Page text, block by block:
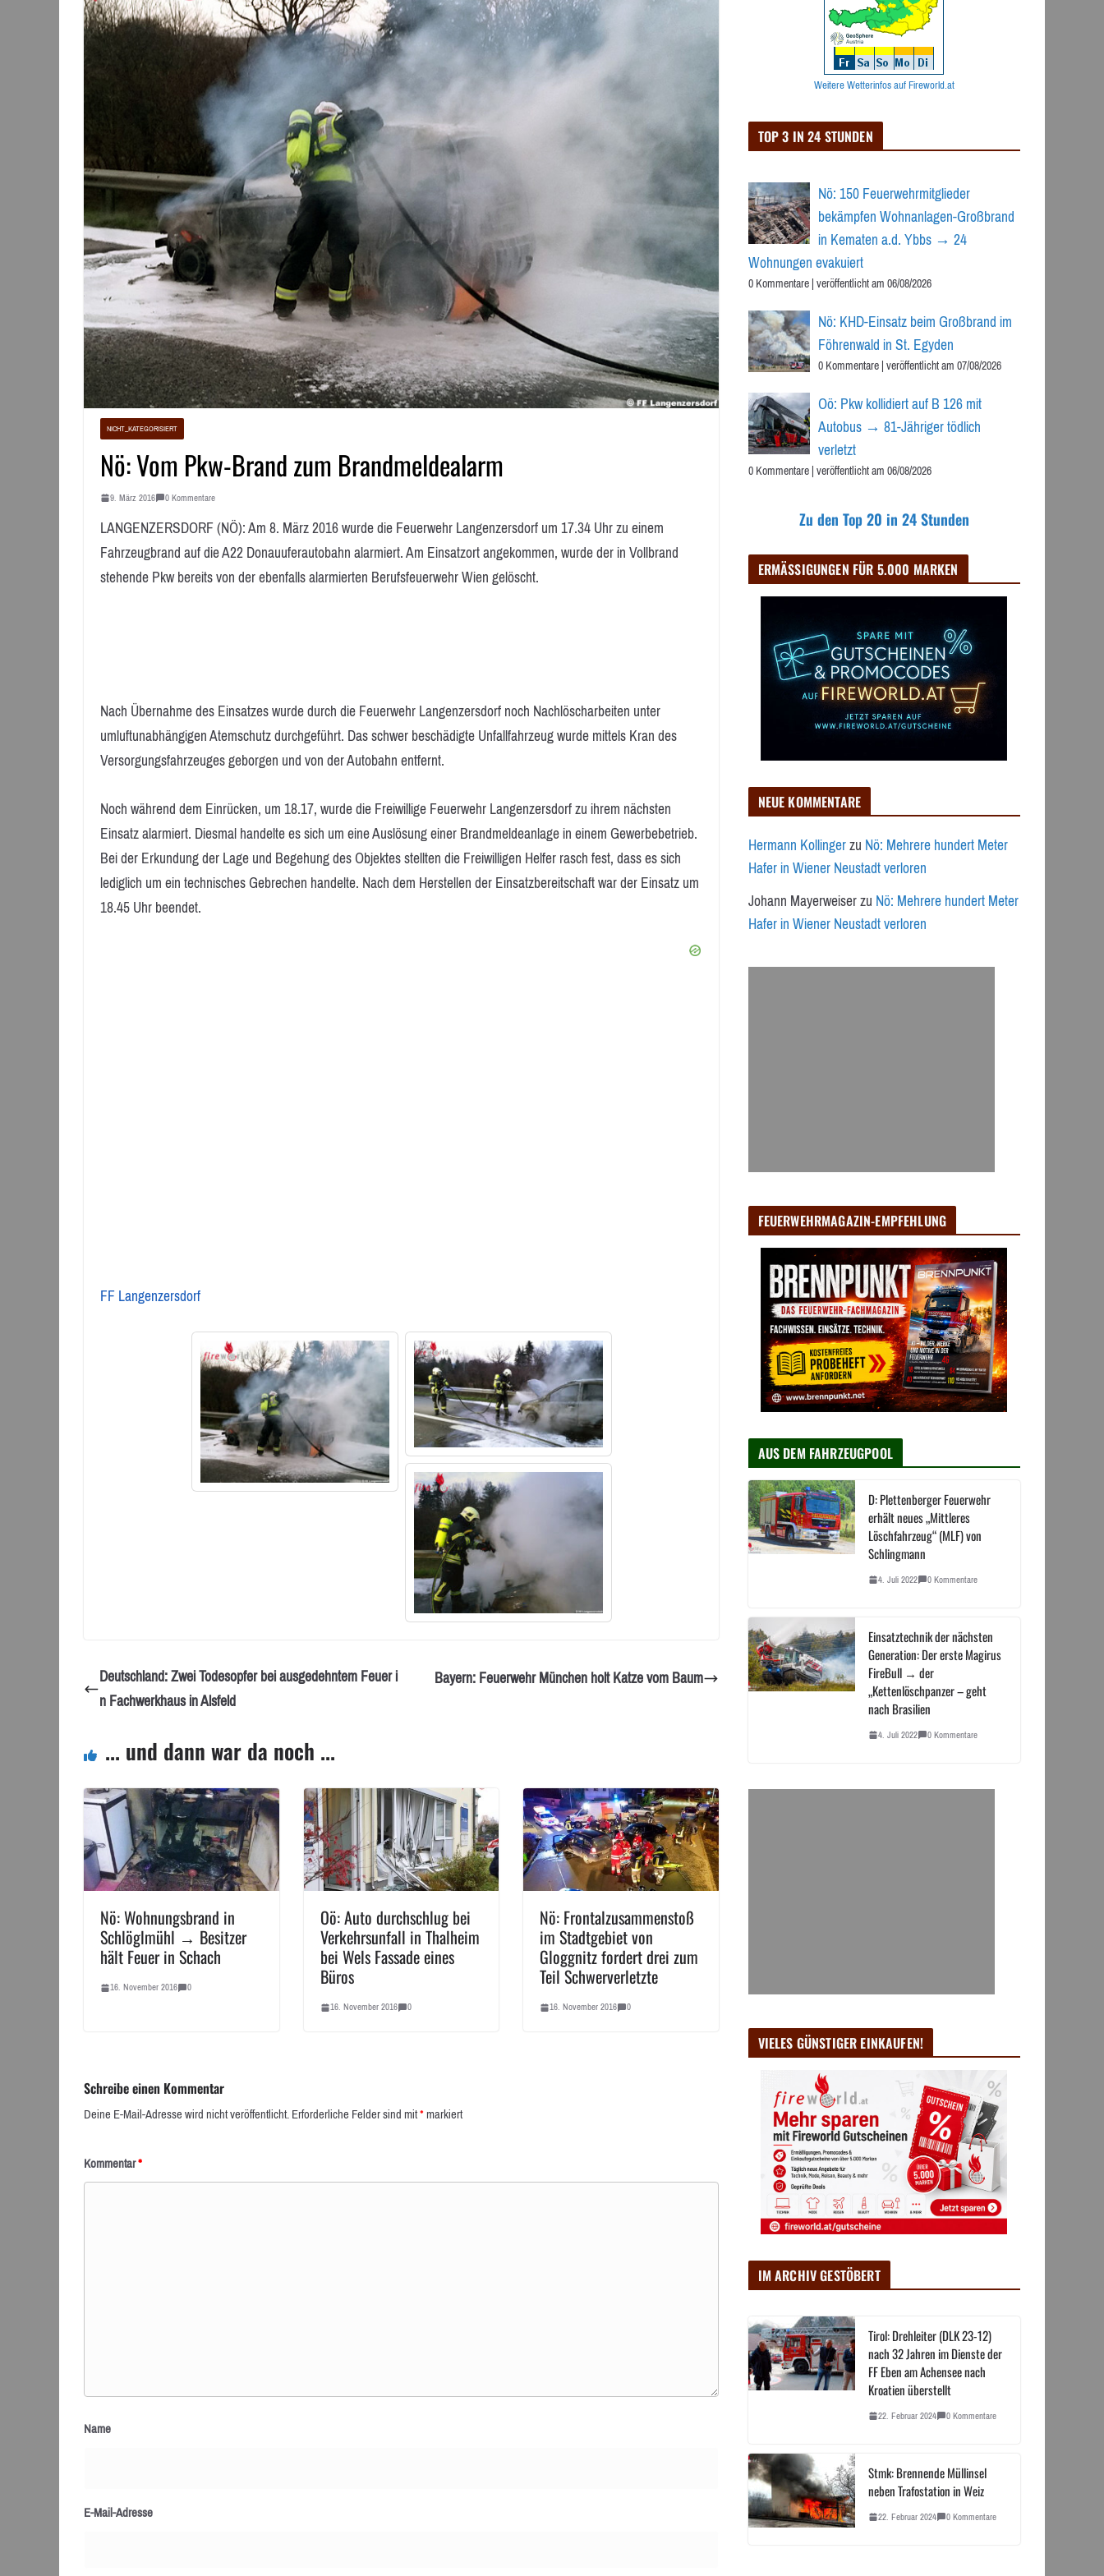
NICHT_KATEGORISIERT
Nö: Vom Pkw-Brand zum Brandmeldealarm
9. März 2016 0 Kommentare
LANGENZERSDORF (NÖ): Am 8. März 2016 wurde die Feuerwehr Langenzersdorf um 17.34 Uhr zu einem
Fahrzeugbrand auf die A22 Donauuferautobahn alarmiert. Am Einsatzort angekommen, wurde der in Vollbrand
stehende Pkw bereits von der ebenfalls alarmierten Berufsfeuerwehr Wien gelöscht.
Nach Übernahme des Einsatzes wurde durch die Feuerwehr Langenzersdorf noch Nachlöscharbeiten unter
umluftunabhängigen Atemschutz durchgeführt. Das schwer beschädigte Unfallfahrzeug wurde mittels Kran des
Versorgungsfahrzeuges geborgen und von der Autobahn entfernt.
Noch während dem Einrücken, um 18.17, wurde die Freiwillige Feuerwehr Langenzersdorf zu ihrem nächsten
Einsatz alarmiert. Diesmal handelte es sich um eine Auslösung einer Brandmeldeanlage in einem Gewerbebetrieb.
Bei der Erkundung der Lage und Begehung des Objektes stellten die Freiwilligen Helfer rasch fest, dass es sich
lediglich um ein technisches Gebrechen handelte. Nach dem Herstellen der Einsatzbereitschaft war der Einsatz um
18.45 Uhr beendet.
FF Langenzersdorf
Deutschland: Zwei Todesopfer bei ausgedehntem Feuer i
n Fachwerkhaus in Alsfeld
Bayern: Feuerwehr München holt Katze vom Baum
... und dann war da noch ...
Nö: Wohnungsbrand in
Schlöglmühl → Besitzer
hält Feuer in Schach
16. November 2016 0
Oö: Auto durchschlug bei
Verkehrsunfall in Thalheim
bei Wels Fassade eines
Büros
16. November 2016 0
Nö: Frontalzusammenstoß
im Stadtgebiet von
Gloggnitz fordert drei zum
Teil Schwerverletzte
16. November 2016 0
Schreibe einen Kommentar
Deine E-Mail-Adresse wird nicht veröffentlicht.Erforderliche Felder sind mit*markiert
Kommentar*
Name
E-Mail-Adresse
Weitere Wetterinfos auf Fireworld.at
TOP 3 IN 24 STUNDEN
Nö: 150 Feuerwehrmitglieder
bekämpfen Wohnanlagen-Großbrand
in Kematen a.d. Ybbs → 24
Wohnungen evakuiert
0 Kommentare|veröffentlicht am 06/08/2026
Nö: KHD-Einsatz beim Großbrand im
Föhrenwald in St. Egyden
0 Kommentare|veröffentlicht am 07/08/2026
Oö: Pkw kollidiert auf B 126 mit
Autobus → 81-Jähriger tödlich
verletzt
0 Kommentare|veröffentlicht am 06/08/2026
Zu den Top 20 in 24 Stunden
ERMÄSSIGUNGEN FÜR 5.000 MARKEN
NEUE KOMMENTARE
Hermann KollingerzuNö: Mehrere hundert Meter
Hafer in Wiener Neustadt verloren
Johann MayerweiserzuNö: Mehrere hundert Meter
Hafer in Wiener Neustadt verloren
FEUERWEHRMAGAZIN-EMPFEHLUNG
AUS DEM FAHRZEUGPOOL
D: Plettenberger Feuerwehr
erhält neues „Mittleres
Löschfahrzeug“ (MLF) von
Schlingmann
4. Juli 2022 0 Kommentare
Einsatztechnik der nächsten
Generation: Der erste Magirus
FireBull → der
„Kettenlöschpanzer – geht
nach Brasilien
4. Juli 2022 0 Kommentare
VIELES GÜNSTIGER EINKAUFEN!
IM ARCHIV GESTÖBERT
Tirol: Drehleiter (DLK 23-12)
nach 32 Jahren im Dienste der
FF Eben am Achensee nach
Kroatien überstellt
22. Februar 2024 0 Kommentare
Stmk: Brennende Müllinsel
neben Trafostation in Weiz
22. Februar 2024 0 Kommentare